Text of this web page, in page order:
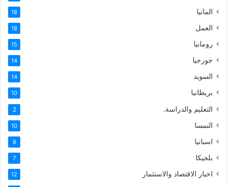
المانيا 18
العمل 18
رومانيا 15
جورجيا 14
السويد 14
بريطانيا 10
التعليم والدراسة. 2
النمسا 10
اسبانيا 8
بلجيكا 7
اخبار الاقتصاد والاستثمار 12